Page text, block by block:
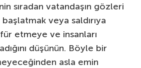
sıradan vatandaşın gözleri
veya saldırıya
etmeye ve insanları
düşünün. Böyle bir
asla emin